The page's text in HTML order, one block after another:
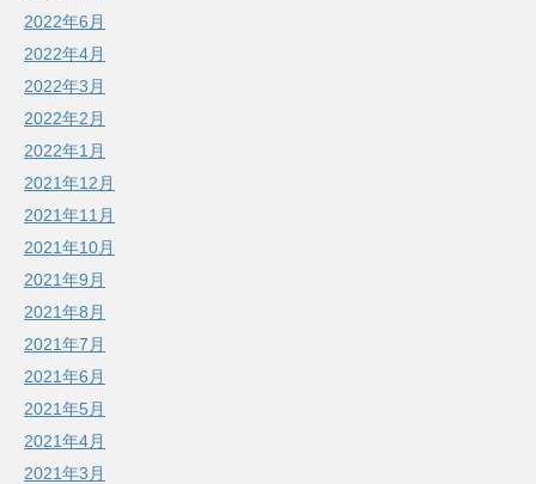
2022年6月
2022年4月
2022年3月
2022年2月
2022年1月
2021年12月
2021年11月
2021年10月
2021年9月
2021年8月
2021年7月
2021年6月
2021年5月
2021年4月
2021年3月